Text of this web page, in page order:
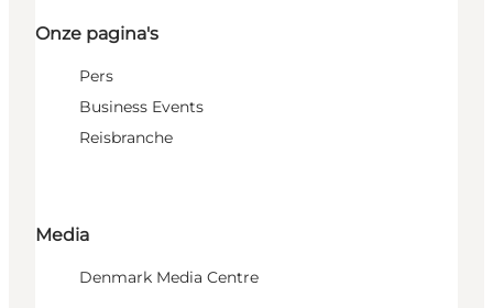
Onze pagina's
Pers
Business Events
Reisbranche
Media
Denmark Media Centre